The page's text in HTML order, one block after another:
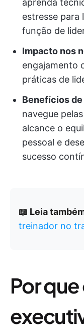
aprenda
estresse para
função de
Impacto nos
engajamento
práticas de
Benefícios de
navegue
alcance o
pessoal e
sucesso
📖 Leia
treinador no
Por